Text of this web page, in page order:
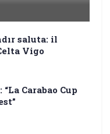
saluta: il
Vigo
Carabao Cup